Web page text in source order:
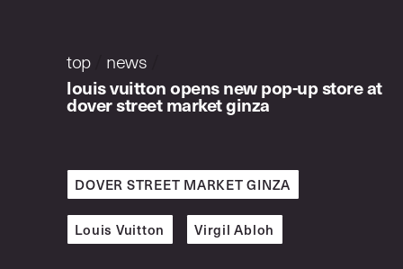
top/ news
louis vuitton opens new pop-up store at
dover street market ginza
DOVER STREET MARKET GINZA
Louis Vuitton Virgil Abloh